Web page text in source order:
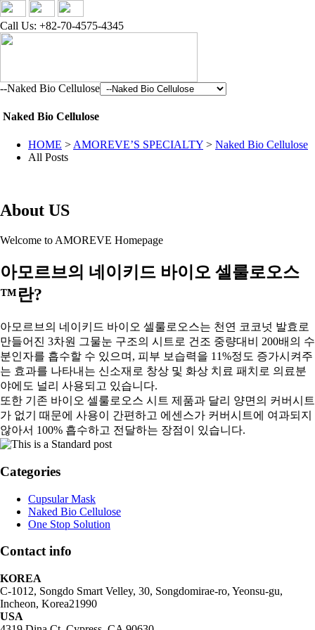
Call Us: +82-70-4575-4345
--Naked Bio Cellulose
Naked Bio Cellulose
HOME > AMOREVE’S SPECIALTY > Naked Bio Cellulose
All Posts
About US
Welcome to AMOREVE Homepage
아모르브의 네이키드 바이오 셀룰로오스
™란?
아모르브의 네이키드 바이오 셀룰로오스는 천연 코코넛 발효로
만들어진 3차원 그물눈 구조의 시트로 건조 중량대비 200배의 수
분인자를 흡수할 수 있으며, 피부 보습력을 11%정도 증가시켜주
는 효과를 나타내는 신소재로 창상 및 화상 치료 패치로 의료분
야에도 널리 사용되고 있습니다.
또한 기존 바이오 셀룰로오스 시트 제품과 달리 양면의 커버시트
가 없기 때문에 사용이 간편하고 에센스가 커버시트에 여과되지
않아서 100% 흡수하고 전달하는 장점이 있습니다.
Categories
Cupsular Mask
Naked Bio Cellulose
One Stop Solution
Contact info
KOREA
C-1012, Songdo Smart Velley, 30, Songdomirae-ro, Yeonsu-gu,
Incheon, Korea21990
USA